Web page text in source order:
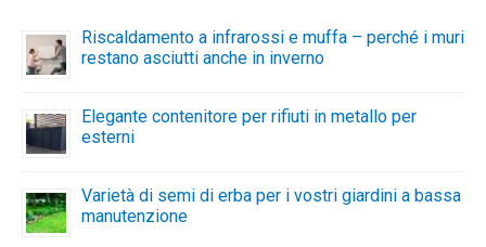
Riscaldamento a infrarossi e muffa – perché i muri
restano asciutti anche in inverno
Elegante contenitore per rifiuti in metallo per
esterni
Varietà di semi di erba per i vostri giardini a bassa
manutenzione